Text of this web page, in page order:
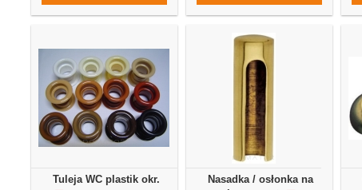
Tuleja WC plastik okr.
Nasadka / osłonka na